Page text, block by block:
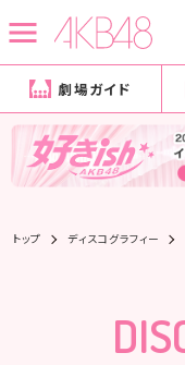
劇場ガイド
トップ ディスコグラフィー